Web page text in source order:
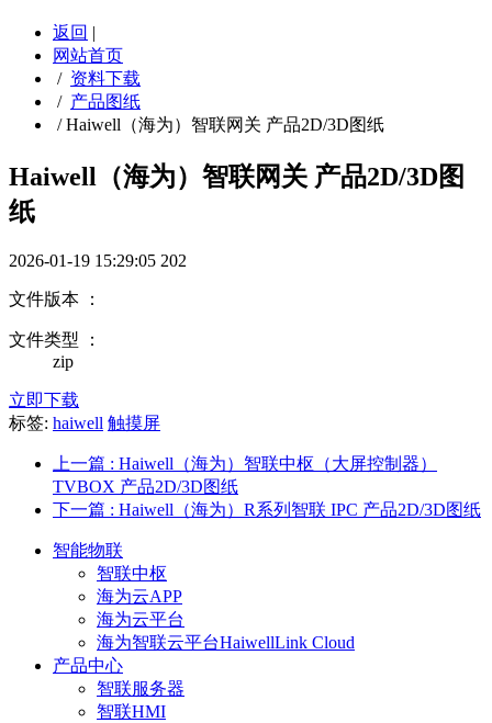
返回 |
网站首页
/ 资料下载
/ 产品图纸
/Haiwell（海为）智联网关 产品2D/3D图纸
Haiwell（海为）智联网关 产品2D/3D图
纸
2026-01-19 15:29:05 202
文件版本 ：
文件类型 ：
zip
立即下载
标签: haiwell 触摸屏
上一篇 : Haiwell（海为）智联中枢（大屏控制器）
TVBOX 产品2D/3D图纸
下一篇 : Haiwell（海为）R系列智联 IPC 产品2D/3D图纸
智能物联
智联中枢
海为云APP
海为云平台
海为智联云平台HaiwellLink Cloud
产品中心
智联服务器
智联HMI